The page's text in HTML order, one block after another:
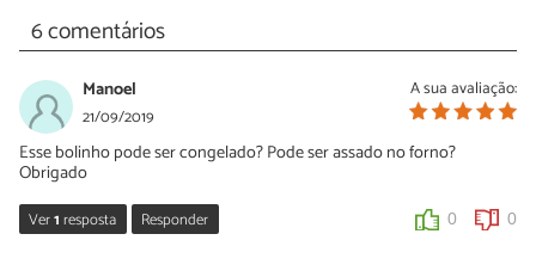
6 comentários
A sua avaliação:
Manoel
21/09/2019
Esse bolinho pode ser congelado? Pode ser assado no forno?
Obrigado
Ver1resposta Responder 0 0